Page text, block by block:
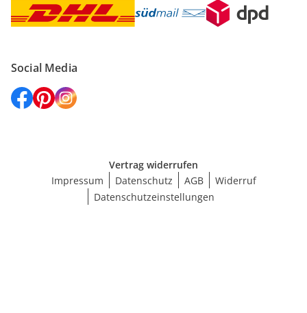
Social Media
Vertrag widerrufen
Impressum
Datenschutz AGB
Widerruf
Datenschutzeinstellungen